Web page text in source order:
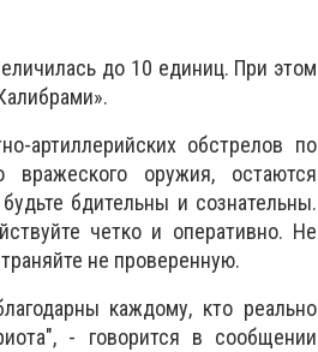
до 10 единиц. При этом
артиллерийских обстрелов по
оружия, остаются
бдительны и сознательны.
четко и оперативно. Не
не проверенную.
каждому, кто реально
- говорится в сообщении